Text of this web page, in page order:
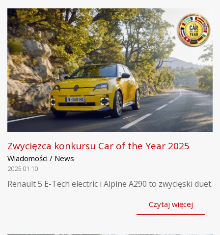
Zwycięzca konkursu Car of the Year 2025
Wiadomości / News
2025.01.10
Renault 5 E-Tech electric i Alpine A290 to zwycięski duet.
Czytaj więcej